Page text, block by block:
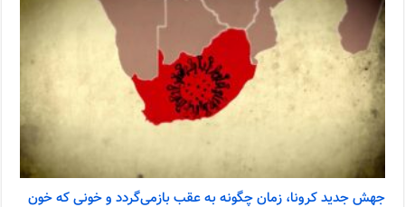
جهش جدید کرونا، زمان چگونه به عقب بازمی‌گردد و خونی که خون